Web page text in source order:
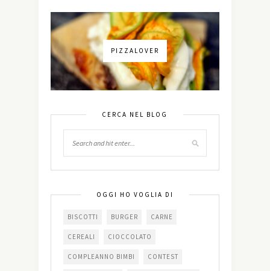
PIZZALOVER
CERCA NEL BLOG
OGGI HO VOGLIA DI
BISCOTTI BURGER CARNE
CEREALI CIOCCOLATO
COMPLEANNO BIMBI CONTEST